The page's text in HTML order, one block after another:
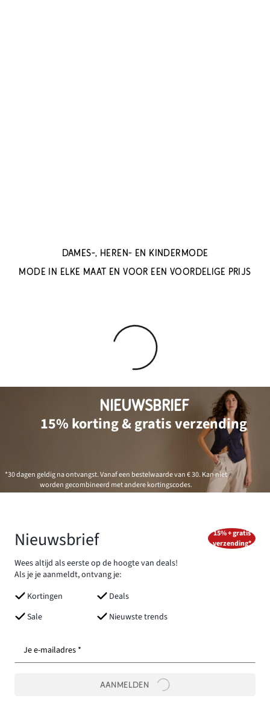
DAMES-, HEREN- EN KINDERMODE
MODE IN ELKE MAAT EN VOOR EEN VOORDELIGE PRIJS
NIEUWSBRIEF
15% korting & gratis verzending
*30 dagen geldig na ontvangst. Vanaf een bestelwaarde van € 30. Kan niet
worden gecombineerd met andere kortingscodes.
Nieuwsbrief
Wees altijd als eerste op de hoogte van deals!
Als je je aanmeldt, ontvang je:
Kortingen
Deals
Sale
Nieuwste trends
15% + gratis
verzending*
Je e-mailadres *
AANMELDEN